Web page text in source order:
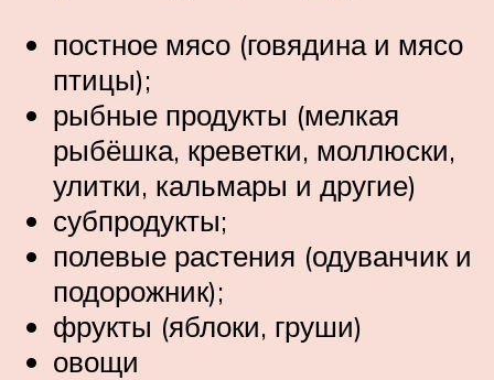
постное мясо (говядина и мясо
птицы);
рыбные продукты (мелкая
рыбёшка, креветки, моллюски,
улитки, кальмары и другие)
субпродукты;
полевые растения (одуванчик и
подорожник);
фрукты (яблоки, груши)
овощи